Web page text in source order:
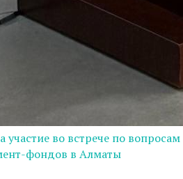
участие во встрече по вопросам
фондов в Алматы